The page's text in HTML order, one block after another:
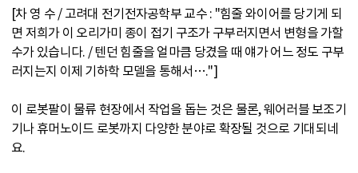
[차 영 수 / 고려대 전기전자공학부 교수 : "힘줄 와이어를 당기게 되
면 저희가 이 오리가미 종이 접기 구조가 구부러지면서 변형을 가할
수가 있습니다. / 텐던 힘줄을 얼마큼 당겼을 때 얘가 어느 정도 구부
러지는지 이제 기하학 모델을 통해서…."]
이 로봇팔이 물류 현장에서 작업을 돕는 것은 물론, 웨어러블 보조기
기나 휴머노이드 로봇까지 다양한 분야로 확장될 것으로 기대되네
요.